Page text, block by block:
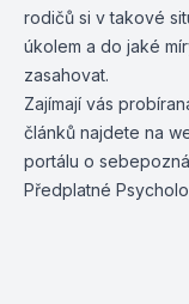
rodičů si v takové
úkolem a do jaké
zasahovat.
Zajímají vás
článků najdete na
portálu o
Předplatné